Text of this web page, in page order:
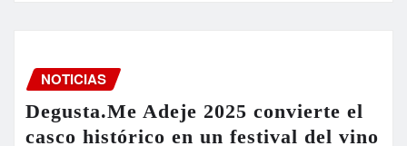
NOTICIAS
Degusta.Me Adeje 2025 convierte el
casco histórico en un festival del vino